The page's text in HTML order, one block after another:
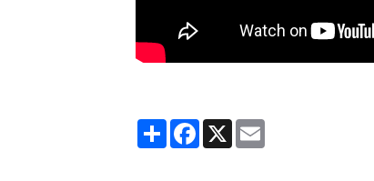
PartagerFacebook
X